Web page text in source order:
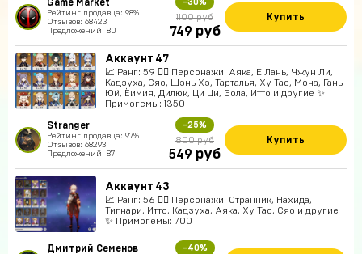
Game Market
Рейтинг продавца: 98%
Отзывов: 68423
Предложений: 80
-30%
1100 руб
749 руб
Купить
Аккаунт 47
📈 Ранг: 59 🧍‍♀️ Персонажи: Аяка, Е Лань, Чжун Ли,
Кадзуха, Сяо, Шэнь Хэ, Тарталья, Ху Тао, Мона, Гань
Юй, Ёимия, Дилюк, Ци Ци, Эола, Итто и другие ✨
Примогемы: 1350
Stranger
Рейтинг продавца: 97%
Отзывов: 68293
Предложений: 87
-25%
800 руб
549 руб
Купить
Аккаунт 43
📈 Ранг: 56 🧍‍♀️ Персонажи: Странник, Нахида,
Тигнари, Итто, Кадзуха, Аяка, Ху Тао, Сяо и другие
✨ Примогемы: 700
Дмитрий Семенов -40%